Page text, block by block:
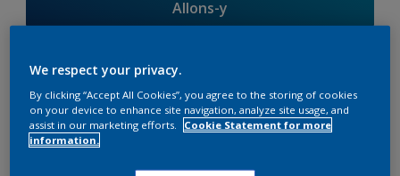
Allons-y
Suggestions
d'Harmonies
We respect your privacy.
By clicking “Accept All Cookies”, you agree to the storing of cookies
on your device to enhance site navigation, analyze site usage, and
assist in our marketing efforts.
Cookie Statement for more
information.